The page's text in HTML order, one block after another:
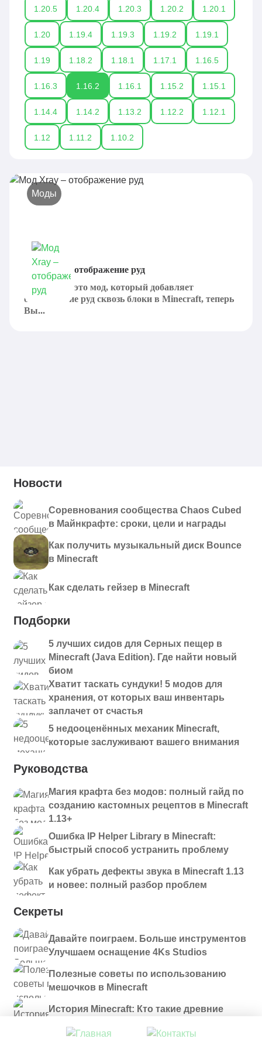
1.20.5 1.20.4 1.20.3 1.20.2 1.20.1
1.20 1.19.4 1.19.3 1.19.2 1.19.1
1.19 1.18.2 1.18.1 1.17.1 1.16.5
1.16.3 1.16.2 1.16.1 1.15.2 1.15.1
1.14.4 1.14.2 1.13.2 1.12.2 1.12.1
1.12 1.11.2 1.10.2
Моды
Мод Xray – отображение руд
Мод Xray – это мод, который добавляет
отображение руд сквозь блоки в Minecraft, теперь
Вы...
Новости
Соревнования сообщества Chaos Cubed
в Майнкрафте: сроки, цели и награды
Как получить музыкальный диск Bounce
в Minecraft
Как сделать гейзер в Minecraft
Подборки
5 лучших сидов для Серных пещер в
Minecraft (Java Edition). Где найти новый
биом
Хватит таскать сундуки! 5 модов для
хранения, от которых ваш инвентарь
заплачет от счастья
5 недооценённых механик Minecraft,
которые заслуживают вашего внимания
Руководства
Магия крафта без модов: полный гайд по
созданию кастомных рецептов в Minecraft
1.13+
Ошибка IP Helper Library в Minecraft:
быстрый способ устранить проблему
Как убрать дефекты звука в Minecraft 1.13
и новее: полный разбор проблем
Секреты
Давайте поиграем. Больше инструментов
Улучшаем оснащение 4Ks Studios
Полезные советы по использованию
мешочков в Minecraft
История Minecraft: Кто такие древние